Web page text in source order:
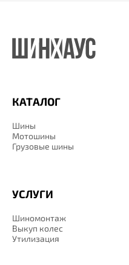
КАТАЛОГ
Шины
Мотошины
Грузовые шины
УСЛУГИ
Шиномонтаж
Выкуп колес
Утилизация